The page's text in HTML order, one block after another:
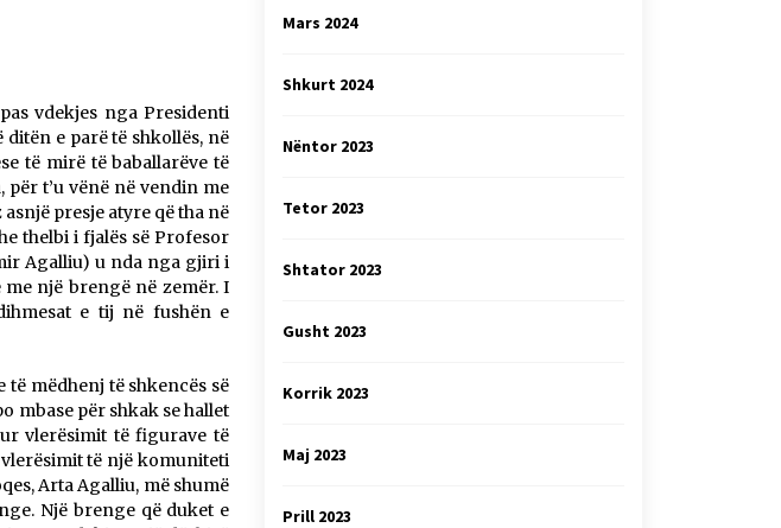
vdekjes nga Presidenti
e parë të shkollës, në
të mirë të baballarëve të
t’u vënë në vendin me
presje atyre që tha në
thelbi i fjalës së Profesor
Agalliu) u nda nga gjiri i
një brengë në zemër. I
e tij në fushën e
mëdhenj të shkencës së
mbase për shkak se hallet
vlerësimit të figurave të
të një komuniteti
Arta Agalliu, më shumë
Një brenge që duket e
Mars 2024
Shkurt 2024
Nëntor 2023
Tetor 2023
Shtator 2023
Gusht 2023
Korrik 2023
Maj 2023
Prill 2023